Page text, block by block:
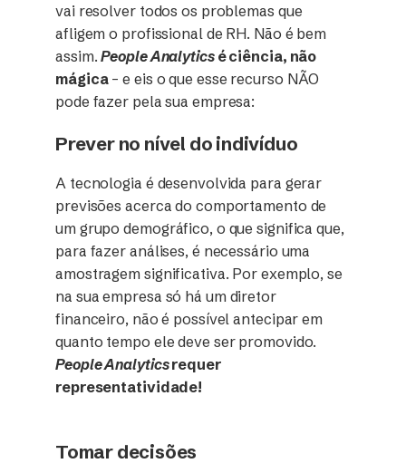
vai resolver todos os problemas que
afligem o profissional de RH. Não é bem
assim.People Analyticsé ciência, não
mágica– e eis o que esse recurso NÃO
pode fazer pela sua empresa:
Prever no nível do indivíduo
A tecnologia é desenvolvida para gerar
previsões acerca do comportamento de
um grupo demográfico, o que significa que,
para fazer análises, é necessário uma
amostragem significativa. Por exemplo, se
na sua empresa só há um diretor
financeiro, não é possível antecipar em
quanto tempo ele deve ser promovido.
People Analyticsrequer
representatividade!
Tomar decisões